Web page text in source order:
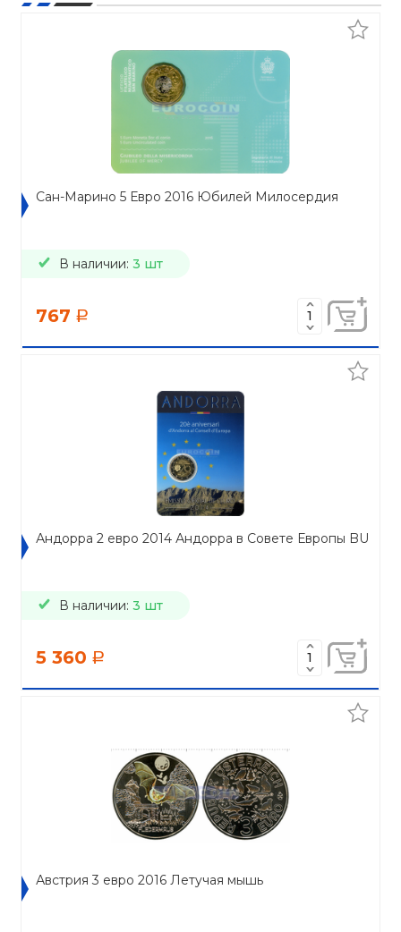
Сан-Марино 5 Евро 2016 Юбилей Милосердия
В наличии: 3 шт
767 a
Андорра 2 евро 2014 Андорра в Совете Европы BU
В наличии: 3 шт
5 360 a
Австрия 3 евро 2016 Летучая мышь